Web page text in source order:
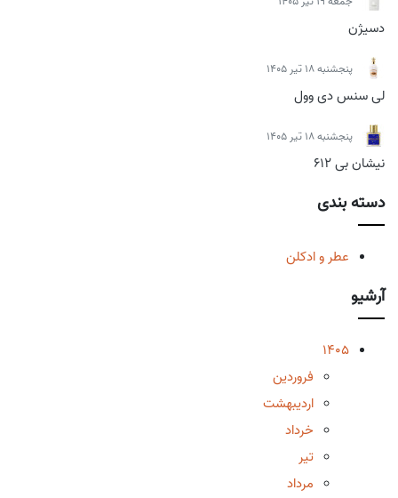
دسیژن
پنجشنبه 18 تیر 1405
لی سنس دی وول
پنجشنبه 18 تیر 1405
نیشان بی 612
دسته بندی
عطر و ادکلن
آرشیو
1405
فروردین
اردیبهشت
خرداد
تیر
مرداد